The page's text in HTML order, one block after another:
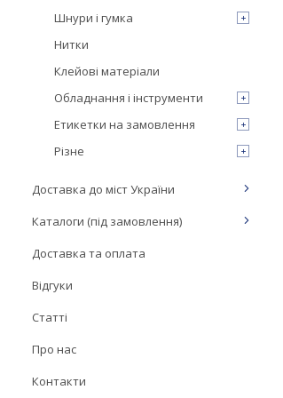
Шнури і гумка
Нитки
Клейові матеріали
Обладнання і інструменти
Етикетки на замовлення
Різне
Доставка до міст України
Каталоги (під замовлення)
Доставка та оплата
Відгуки
Статті
Про нас
Контакти